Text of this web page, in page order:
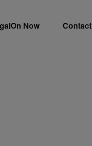
Now Contact